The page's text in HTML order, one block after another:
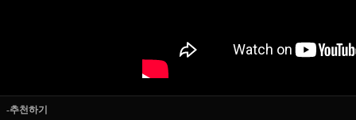
-추천하기